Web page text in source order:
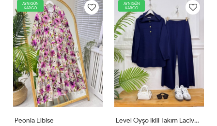
AYNIGÜN
KARGO
AYNIGÜN
KARGO
Zeren Elbise Pudra